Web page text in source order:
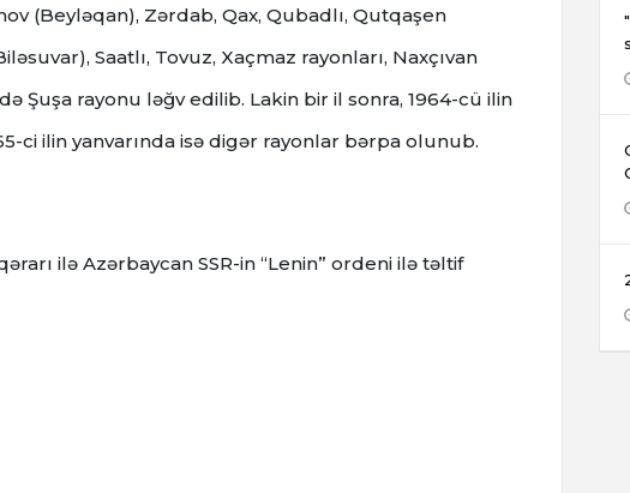
(Beyləqan), Zərdab, Qax, Qubadlı, Qutqaşen
Saatlı, Tovuz, Xaçmaz rayonları, Naxçıvan
Şuşa rayonu ləğv edilib. Lakin bir il sonra, 1964-cü ilin
ci ilin yanvarında isə digər rayonlar bərpa olunub.
ilə Azərbaycan SSR-in “Lenin” ordeni ilə təltif